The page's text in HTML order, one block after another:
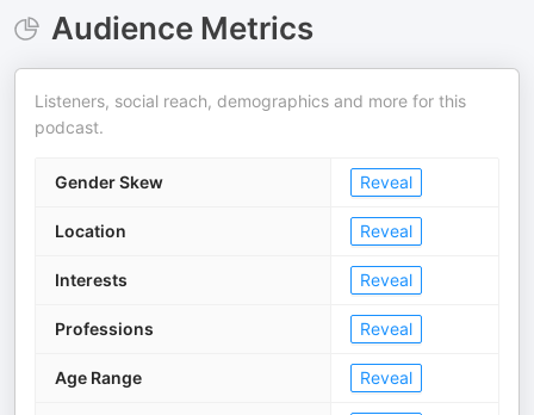
Audience Metrics
Listeners, social reach, demographics and more for this
podcast.
Gender Skew Reveal
Location Reveal
Interests Reveal
Professions Reveal
Age Range Reveal